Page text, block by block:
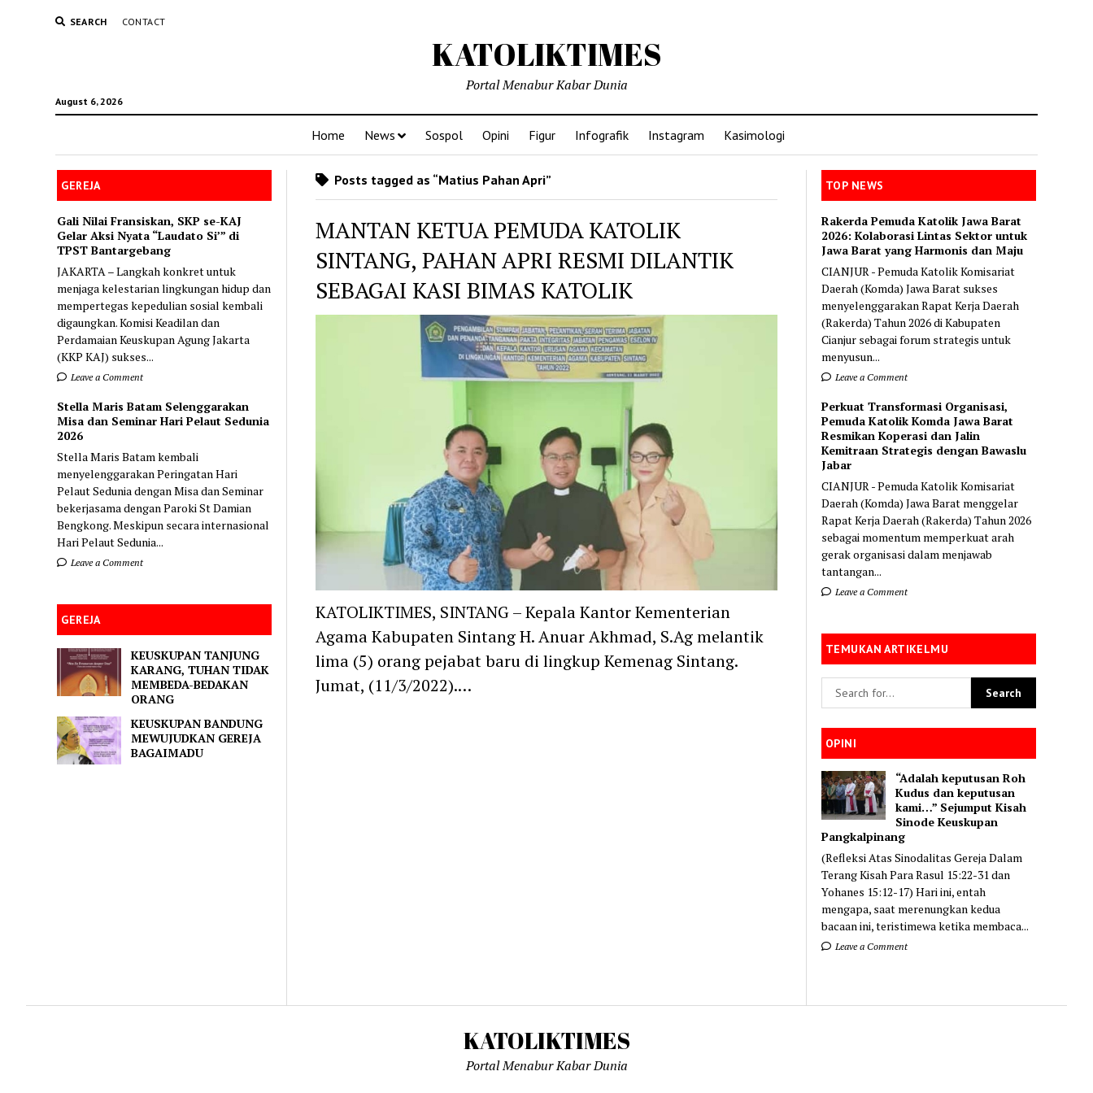
SEARCH CONTACT
KATOLIKTIMES
August 6, 2026
Portal Menabur Kabar Dunia
Home News Sospol Opini Figur Infografik Instagram Kasimologi
GEREJA
Gali Nilai Fransiskan, SKP se-KAJ
Gelar Aksi Nyata “Laudato Si’” di
TPST Bantargebang
JAKARTA – Langkah konkret untuk
menjaga kelestarian lingkungan hidup dan
mempertegas kepedulian sosial kembali
digaungkan. Komisi Keadilan dan
Perdamaian Keuskupan Agung Jakarta
(KKP KAJ) sukses...
Leave a Comment
Stella Maris Batam Selenggarakan
Misa dan Seminar Hari Pelaut Sedunia
2026
Stella Maris Batam kembali
menyelenggarakan Peringatan Hari
Pelaut Sedunia dengan Misa dan Seminar
bekerjasama dengan Paroki St Damian
Bengkong. Meskipun secara internasional
Hari Pelaut Sedunia...
Leave a Comment
GEREJA
KEUSKUPAN TANJUNG
KARANG, TUHAN TIDAK
MEMBEDA-BEDAKAN
ORANG
KEUSKUPAN BANDUNG
MEWUJUDKAN GEREJA
BAGAIMADU
Posts tagged as “Matius Pahan Apri”
MANTAN KETUA PEMUDA KATOLIK
SINTANG, PAHAN APRI RESMI DILANTIK
SEBAGAI KASI BIMAS KATOLIK
KATOLIKTIMES, SINTANG – Kepala Kantor Kementerian
Agama Kabupaten Sintang H. Anuar Akhmad, S.Ag melantik
lima (5) orang pejabat baru di lingkup Kemenag Sintang.
Jumat, (11/3/2022).…
TOP NEWS
Rakerda Pemuda Katolik Jawa Barat
2026: Kolaborasi Lintas Sektor untuk
Jawa Barat yang Harmonis dan Maju
CIANJUR - Pemuda Katolik Komisariat
Daerah (Komda) Jawa Barat sukses
menyelenggarakan Rapat Kerja Daerah
(Rakerda) Tahun 2026 di Kabupaten
Cianjur sebagai forum strategis untuk
menyusun...
Leave a Comment
Perkuat Transformasi Organisasi,
Pemuda Katolik Komda Jawa Barat
Resmikan Koperasi dan Jalin
Kemitraan Strategis dengan Bawaslu
Jabar
CIANJUR - Pemuda Katolik Komisariat
Daerah (Komda) Jawa Barat menggelar
Rapat Kerja Daerah (Rakerda) Tahun 2026
sebagai momentum memperkuat arah
gerak organisasi dalam menjawab
tantangan...
Leave a Comment
TEMUKAN ARTIKELMU
OPINI
“Adalah keputusan Roh
Kudus dan keputusan
kami…” Sejumput Kisah
Sinode Keuskupan
Pangkalpinang
(Refleksi Atas Sinodalitas Gereja Dalam
Terang Kisah Para Rasul 15:22-31 dan
Yohanes 15:12-17) Hari ini, entah
mengapa, saat merenungkan kedua
bacaan ini, teristimewa ketika membaca...
Leave a Comment
KATOLIKTIMES
Portal Menabur Kabar Dunia